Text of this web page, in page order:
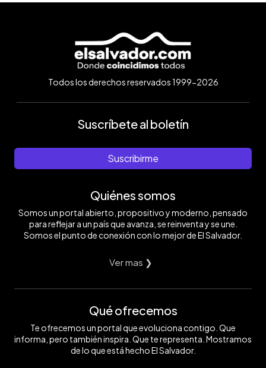
Todos los derechos reservados 1999-2026
Suscríbete al boletín
Suscribirme
Quiénes somos
Somos un portal abierto, propositivo y moderno, pensado
para reflejar a un país que avanza, se reinventa y se une.
Somos el punto de conexión con lo mejor de El Salvador.
Ver mas ❯
Qué ofrecemos
Te ofrecemos un portal que evoluciona contigo. Que
informa, pero también inspira. Que te representa. Mostramos
de lo que está hecho El Salvador.